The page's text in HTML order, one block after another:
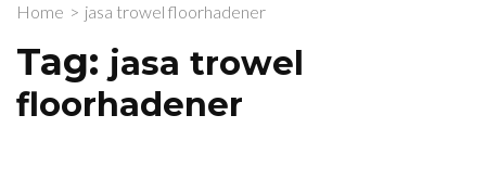
Home > jasa trowel floorhadener
Tag: jasa trowel
floorhadener